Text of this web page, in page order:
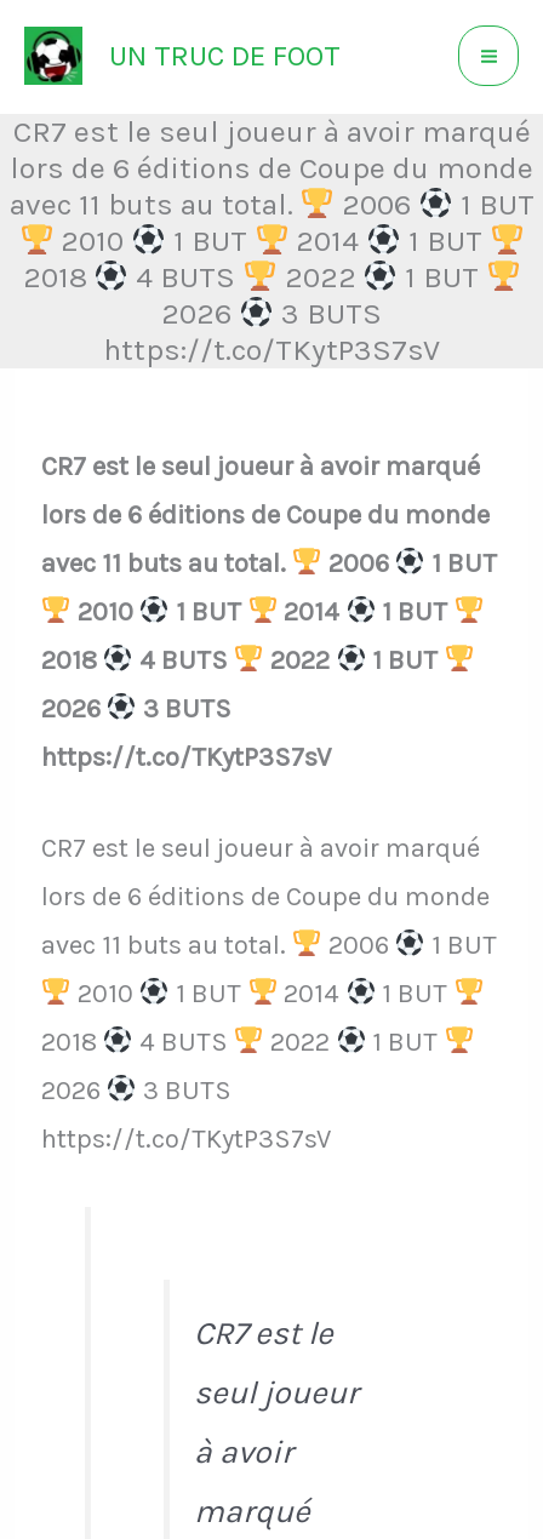
Aller
au
contenu
UN TRUC DE FOOT
CR7 est le seul joueur à avoir marqué
lors de 6 éditions de Coupe du monde
avec 11 buts au total.
2006
1 BUT
2010
1 BUT 2014
1 BUT
2018
4 BUTS 2022
1 BUT
2026
3 BUTS
https://t.co/TKytP3S7sV
CR7 est le seul joueur à avoir marqué
lors de 6 éditions de Coupe du monde
avec 11 buts au total.
2006
1 BUT
2010
1 BUT 2014
1 BUT
2018
4 BUTS 2022
1 BUT
2026
3 BUTS
https://t.co/TKytP3S7sV
CR7 est le seul joueur à avoir marqué
lors de 6 éditions de Coupe du monde
avec 11 buts au total.
2006
1 BUT
2010
1 BUT 2014
1 BUT
2018
4 BUTS 2022
1 BUT
2026
3 BUTS
https://t.co/TKytP3S7sV
CR7 est le
seul joueur
à avoir
marqué